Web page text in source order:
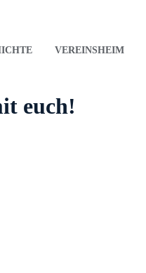
VEREINSHEIM
euch!